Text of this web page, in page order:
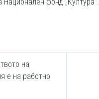
на
е на работно